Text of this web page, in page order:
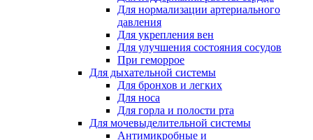
Для нормализации артериального
давления
Для укрепления вен
Для улучшения состояния сосудов
При геморрое
Для дыхательной системы
Для бронхов и легких
Для носа
Для горла и полости рта
Для мочевыделительной системы
Антимикробные и